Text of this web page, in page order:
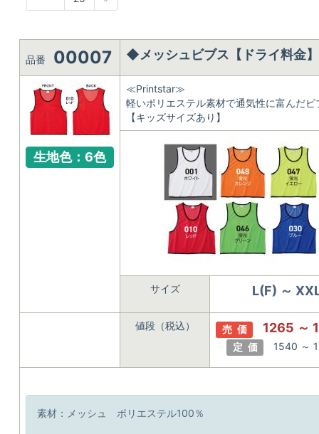
品番 00007 ◆メッシュビブス【ドライ料
生地色：6色
≪Printstar≫
軽いポリエステル素材で通気性に富んだビ
【キッズサイズあり】
サイズ L(F) ～
値段（税込） 売 価 1265 ～
定 価 1540 ～
素材：メッシュ ポリエステル100％